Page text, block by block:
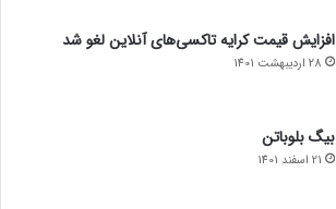
افزایش قیمت کرایه تاکسی‌های آنلاین لغو شد
28 اردیبهشت 1401
بیگ بلوباتن
21 اسفند 1401